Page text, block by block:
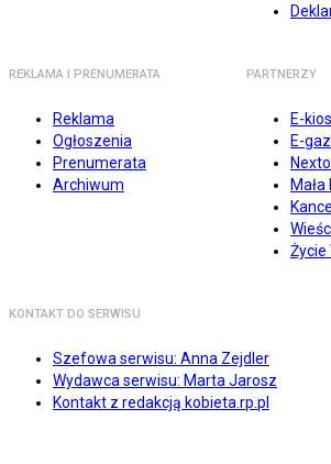
REKLAMA I PRENUMERATA
Reklama
Ogłoszenia
Prenumerata
Archiwum
PARTNERZY
E-
E-
Życie
KONTAKT DO SERWISU
Szefowa serwisu: Anna Zejdler
Wydawca serwisu: Marta Jarosz
Kontakt z redakcją kobieta.rp.pl